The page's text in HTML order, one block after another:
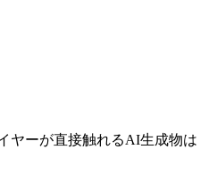
ヤーが直接触れるAI生成物は